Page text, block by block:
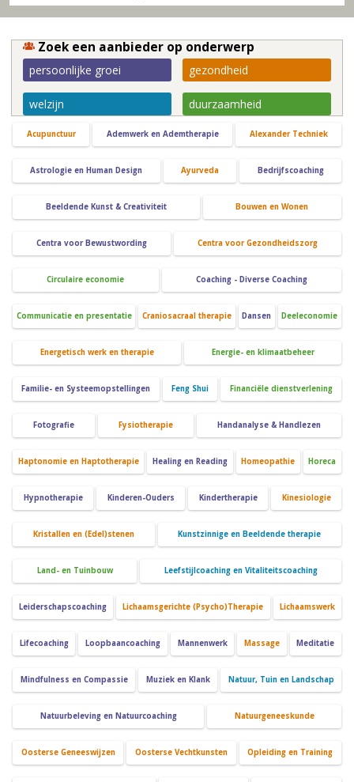
Zoek een aanbieder op onderwerp
persoonlijke groei gezondheid
welzijn duurzaamheid
Acupunctuur Ademwerk en Ademtherapie Alexander Techniek
Astrologie en Human Design Ayurveda Bedrijfscoaching
Beeldende Kunst & Creativiteit Bouwen en Wonen
Centra voor Bewustwording Centra voor Gezondheidszorg
Circulaire economie Coaching - Diverse Coaching
Communicatie en presentatie Craniosacraal therapie Dansen Deeleconomie
Energetisch werk en therapie Energie- en klimaatbeheer
Familie- en Systeemopstellingen Feng Shui Financiële dienstverlening
Fotografie Fysiotherapie Handanalyse & Handlezen
Haptonomie en Haptotherapie Healing en Reading Homeopathie Horeca
Hypnotherapie Kinderen-Ouders Kindertherapie Kinesiologie
Kristallen en (Edel)stenen Kunstzinnige en Beeldende therapie
Land- en Tuinbouw Leefstijlcoaching en Vitaliteitscoaching
Leiderschapscoaching Lichaamsgerichte (Psycho)Therapie Lichaamswerk
Lifecoaching Loopbaancoaching Mannenwerk Massage Meditatie
Mindfulness en Compassie Muziek en Klank Natuur, Tuin en Landschap
Natuurbeleving en Natuurcoaching Natuurgeneeskunde
Oosterse Geneeswijzen Oosterse Vechtkunsten Opleiding en Training